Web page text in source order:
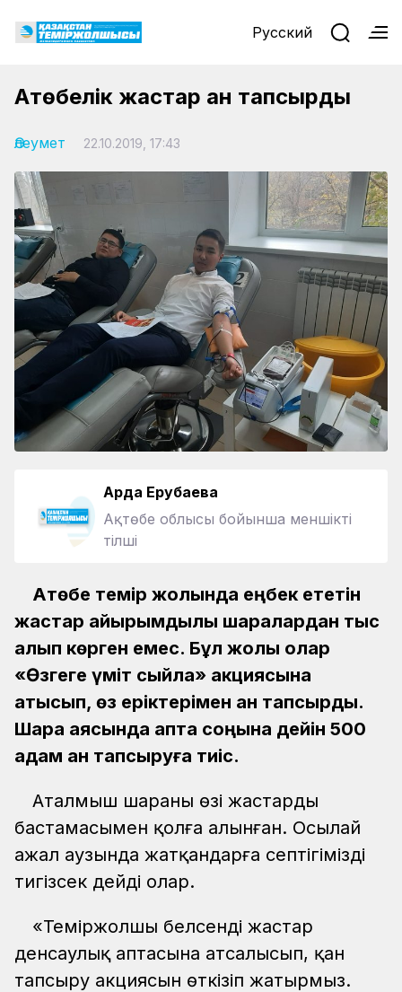
Русский
Ақтөбелік жастар қан тапсырды
Әлеумет 22.10.2019, 17:43
Ардақ Ерубаева
Ақтөбе облысы бойынша меншікті
тілші
Ақтөбе темір жолында еңбек ететін
жастар қайырымдылық шаралардан тыс
қалып көрген емес. Бұл жолы олар
«Өзгеге үміт сыйла» акциясына
қатысып, өз еріктерімен қан тапсырды.
Шара аясында апта соңына дейін 500
адам қан тапсыруға тиіс.
Аталмыш шараның өзі жастардың
бастамасымен қолға алынған. Осылай
ажал аузында жатқандарға септігімізді
тигізсек дейді олар.
«Теміржолшы белсенді жастар
денсаулық аптасына атсалысып, қан
тапсыру акциясын өткізіп жатырмыз.